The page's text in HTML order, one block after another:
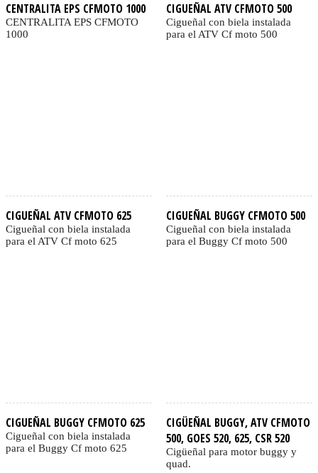
CENTRALITA EPS CFMOTO 1000
CENTRALITA EPS CFMOTO
1000
CIGUEÑAL ATV CFMOTO 500
Cigueñal con biela instalada
para el ATV Cf moto 500
CIGUEÑAL ATV CFMOTO 625
Cigueñal con biela instalada
para el ATV Cf moto 625
CIGUEÑAL BUGGY CFMOTO 500
Cigueñal con biela instalada
para el Buggy Cf moto 500
CIGUEÑAL BUGGY CFMOTO 625
Cigueñal con biela instalada
para el Buggy Cf moto 625
CIGÜEÑAL BUGGY, ATV CFMOTO
500, GOES 520, 625, CSR 520
Cigüeñal para motor buggy y
quad.